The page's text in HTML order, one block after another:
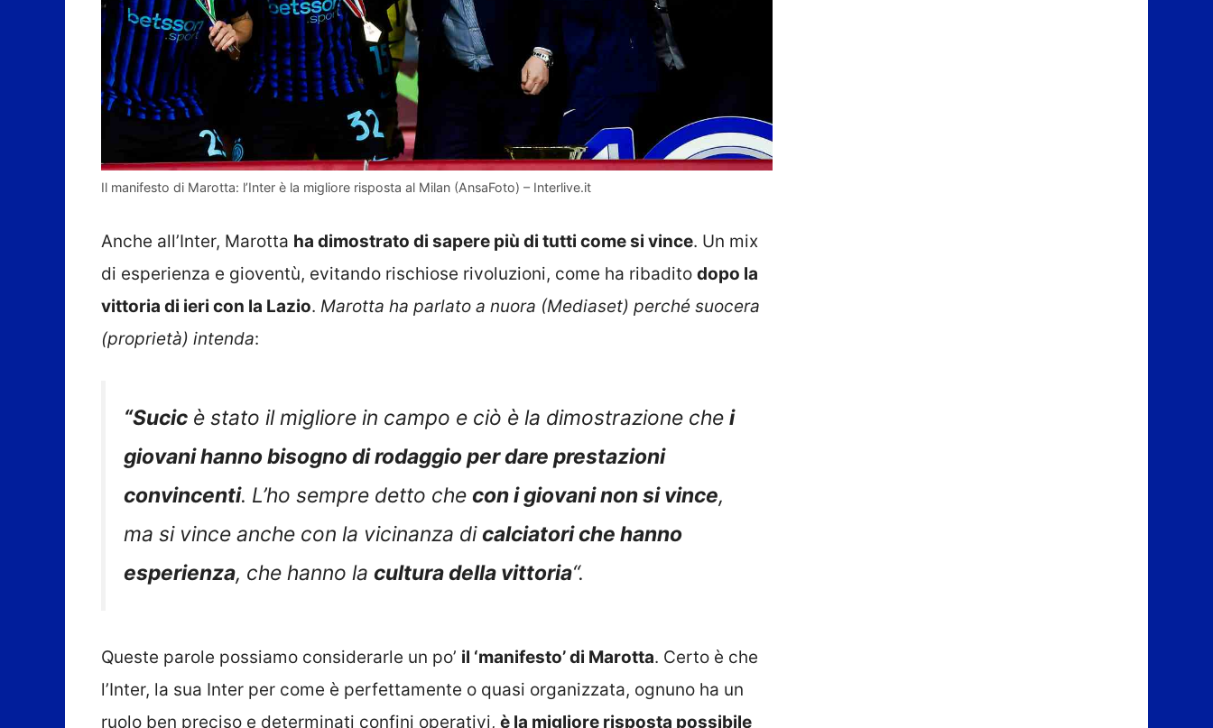
Il manifesto di Marotta: l’Inter è la migliore risposta al Milan (AnsaFoto) – Interlive.it
Anche all’Inter, Marotta ha dimostrato di sapere più di tutti come si vince. Un mix
di esperienza e gioventù, evitando rischiose rivoluzioni, come ha ribadito dopo la
vittoria di ieri con la Lazio. Marotta ha parlato a nuora (Mediaset) perché suocera
(proprietà) intenda:
“Sucic è stato il migliore in campo e ciò è la dimostrazione che i
giovani hanno bisogno di rodaggio per dare prestazioni
convincenti. L’ho sempre detto che con i giovani non si vince,
ma si vince anche con la vicinanza dicalciatori che hanno
esperienza, che hanno la cultura della vittoria“.
Queste parole possiamo considerarle un po’ il ‘manifesto’ di Marotta. Certo è che
l’Inter, la sua Inter per come è perfettamente o quasi organizzata, ognuno ha un
ruolo ben preciso e determinati confini operativi, è la migliore risposta possibile